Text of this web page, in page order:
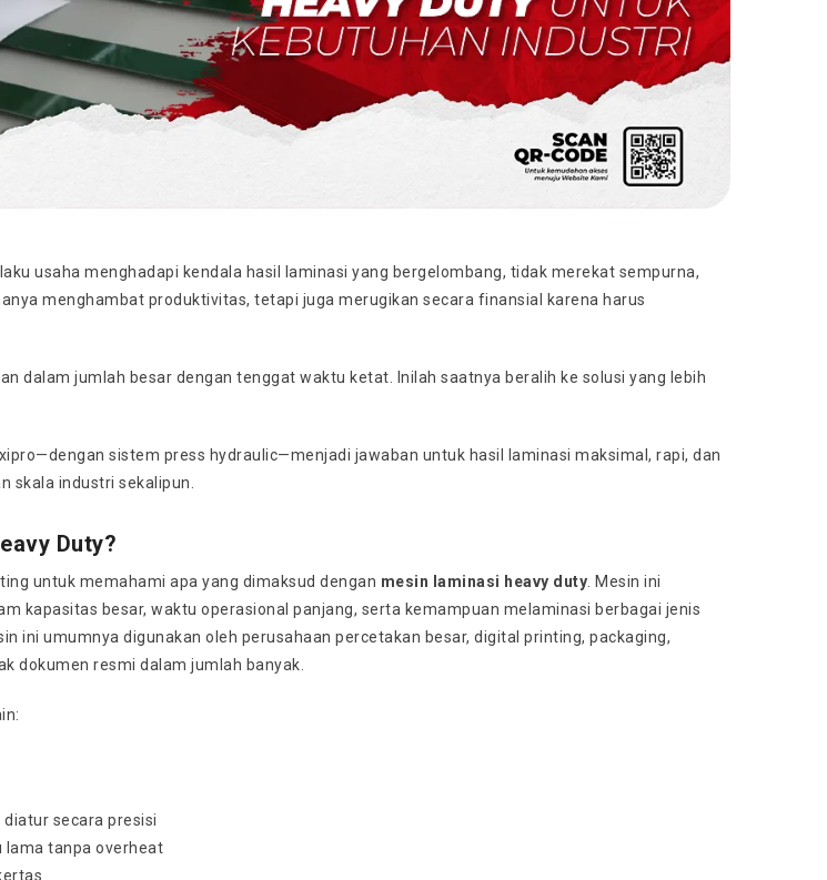
usaha menghadapi kendala hasil laminasi yang bergelombang, tidak merekat sempurna,
menghambat produktivitas, tetapi juga merugikan secara finansial karena harus
dalam jumlah besar dengan tenggat waktu ketat. Inilah saatnya beralih ke solusi yang lebih
sistem press hydraulic—menjadi jawaban untuk hasil laminasi maksimal, rapi, dan
skala industri sekalipun.
Duty?
untuk memahami apa yang dimaksud dengan mesin laminasi heavy duty . Mesin ini
kapasitas besar, waktu operasional panjang, serta kemampuan melaminasi berbagai jenis
ini umumnya digunakan oleh perusahaan percetakan besar, digital printing, packaging,
dokumen resmi dalam jumlah banyak.
diatur secara presisi
lama tanpa overheat